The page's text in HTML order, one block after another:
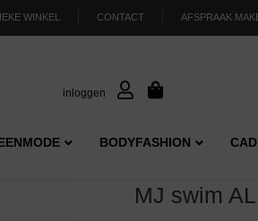
WINKEL CONTACT AFSPRAAK
inloggen
BODYFASHION
MJ swim